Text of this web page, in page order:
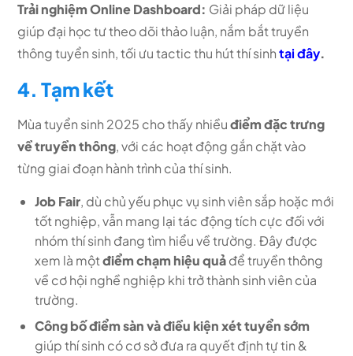
Trải nghiệm Online Dashboard: Giải pháp dữ liệu
giúp đại học tư theo dõi thảo luận, nắm bắt truyền
thông tuyển sinh, tối ưu tactic thu hút thí sinhtại đây.
4. Tạm kết
Mùa tuyển sinh 2025 cho thấy nhiềuđiểm đặc trưng
về truyền thông, với các hoạt động gắn chặt vào
từng giai đoạn hành trình của thí sinh.
Job Fair, dù chủ yếu phục vụ sinh viên sắp hoặc mới
tốt nghiệp, vẫn mang lại tác động tích cực đối với
nhóm thí sinh đang tìm hiểu về trường. Đây được
xem là mộtđiểm chạm hiệu quảđể truyền thông
về cơ hội nghề nghiệp khi trở thành sinh viên của
trường.
Công bố điểm sàn và điều kiện xét tuyển sớm
giúp thí sinh có cơ sở đưa ra quyết định tự tin &